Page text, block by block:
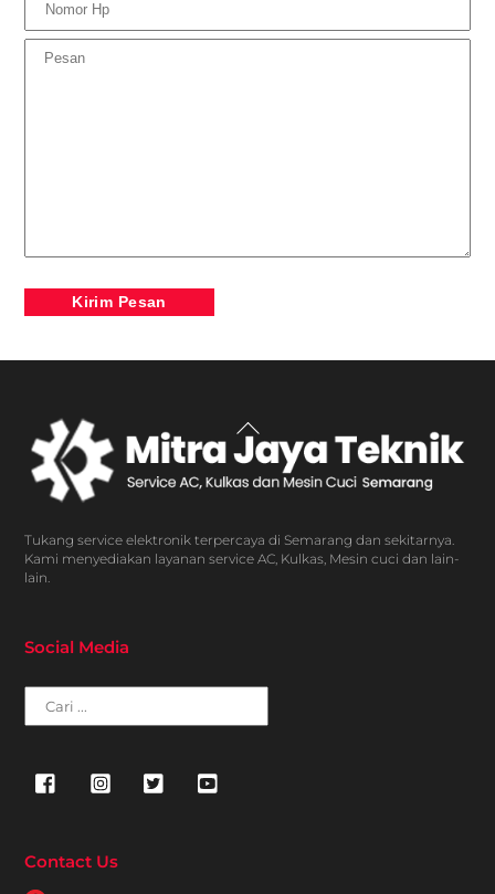
To
Top
Tukang service elektronik terpercaya di Semarang dan sekitarnya.
Kami menyediakan layanan service AC, Kulkas, Mesin cuci dan lain-
lain.
Social Media
Contact Us